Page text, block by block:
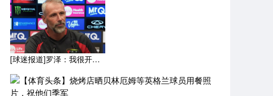
[球迷报道]罗泽：我很开心来到这里，球员的态度和球队的精神面